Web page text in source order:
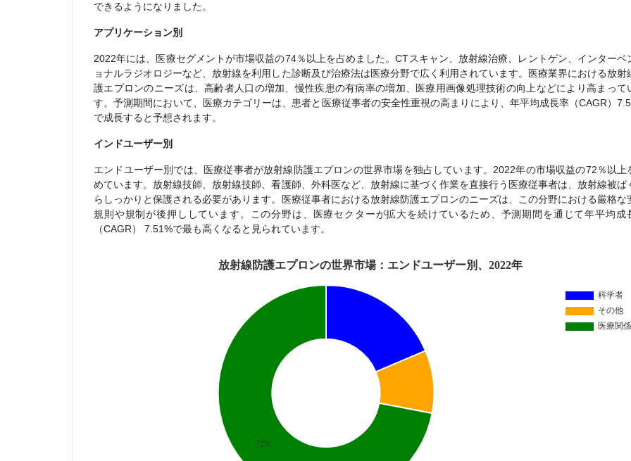
できるようになりました。
アプリケーション別
2022年には、医療セグメントが市場収益の74％以上を占めました。CTスキャン、放射線治療、レントゲン、インターベ
ョナルラジオロジーなど、放射線を利用した診断及び治療法は医療分野で広く利用されています。医療業界における放射
護エプロンのニーズは、高齢者人口の増加、慢性疾患の有病率の増加、医療用画像処理技術の向上などにより高まって
す。予測期間において、医療カテゴリーは、患者と医療従事者の安全性重視の高まりにより、年平均成長率（CAGR）
で成長すると予想されます。
インドユーザー別
エンドユーザー別では、医療従事者が放射線防護エプロンの世界市場を独占しています。2022年の市場収益の72％以上
めています。放射線技師、放射線技師、看護師、外科医など、放射線に基づく作業を直接行う医療従事者は、放射線被ば
らしっかりと保護される必要があります。医療従事者における放射線防護エプロンのニーズは、この分野における厳格な
規則や規制が後押ししています。この分野は、医療セクターが拡大を続けているため、予測期間を通じて年平均成
（CAGR） 7.51%で最も高くなると見られています。